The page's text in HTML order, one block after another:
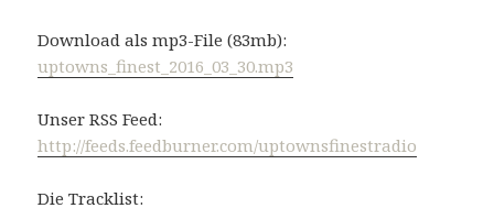
Download als mp3-File (83mb):
uptowns_finest_2016_03_30.mp3
Unser RSS Feed:
http://feeds.feedburner.com/uptownsfinestradio
Die Tracklist: